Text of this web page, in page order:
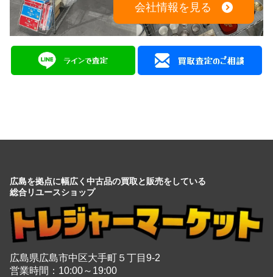
会社情報を見る
広島を拠点に幅広く中古品の買取と販売をしている
総合リユースショップ
広島県広島市中区大手町５丁目9-2
営業時間：10:00～19:00